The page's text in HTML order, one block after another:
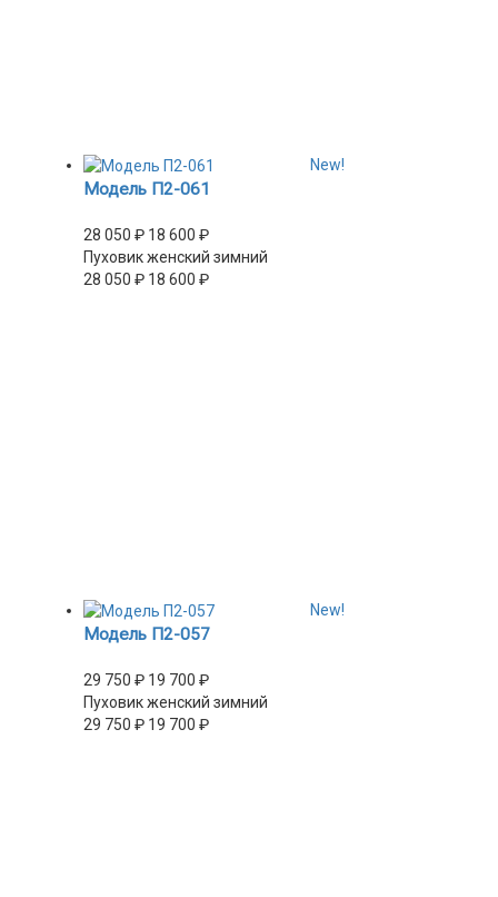
New!
Модель П2-061
28 050 ₽ 18 600 ₽
Пуховик женский зимний
28 050 ₽ 18 600 ₽
New!
Модель П2-057
29 750 ₽ 19 700 ₽
Пуховик женский зимний
29 750 ₽ 19 700 ₽